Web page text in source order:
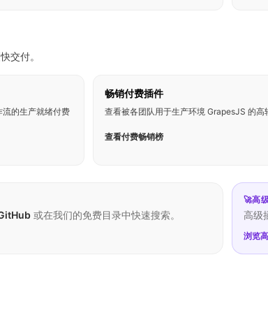
交付。
的生产就绪付费
畅销付费插件
查看被各团队用于生产环境 GrapesJS 的高
查看付费畅销榜
或在我们的免费目录中快速搜索。
🚀高
高级
浏览